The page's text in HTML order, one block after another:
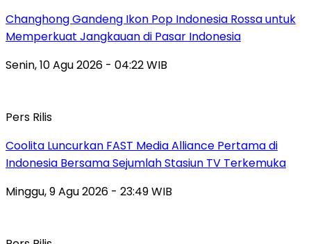
Changhong Gandeng Ikon Pop Indonesia Rossa untuk
Memperkuat Jangkauan di Pasar Indonesia
Senin, 10 Agu 2026 - 04:22 WIB
Pers Rilis
Coolita Luncurkan FAST Media Alliance Pertama di
Indonesia Bersama Sejumlah Stasiun TV Terkemuka
Minggu, 9 Agu 2026 - 23:49 WIB